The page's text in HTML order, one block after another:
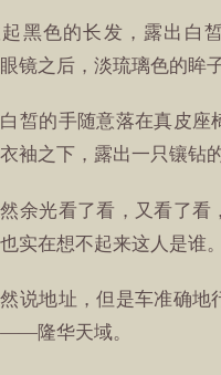
起黑色的长发，露出白
镜之后，淡琉璃色的眸
皙的手随意落在真皮座
袖之下，露出一只镶钻
余光看了看，又看了看
实在想不起来这人是谁。
说地址，但是车准确地
隆华天域。